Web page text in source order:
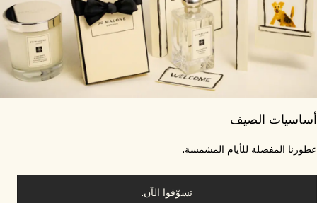
الصيف
المفضلة للأيام المشمسة.
تسوّقوا الآن.